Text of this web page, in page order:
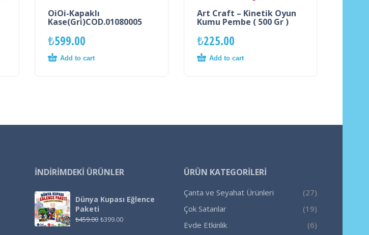
OiOi-Kapaklı
Kase(Gri)COD.01080005
₺599.00
Add to cart
Art Craft – Kinetik Oyun
Kumu Pembe ( 500 Gr )
₺225.00
Add to cart
İNDIRIMDEKI ÜRÜNLER
Dünya Kupası Eğlence
Paketi
₺459.00 ₺399.00
ÜRÜN KATEGORILERI
Çanta ve Seyahat Ürünleri
(27)
Çok Satanlar
(19)
Evde Etkinlik
(6)